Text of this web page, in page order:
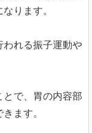
ります。
われる振子運動や
で、胃の内容部
ます。